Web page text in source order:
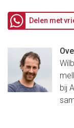
Delen met
bij